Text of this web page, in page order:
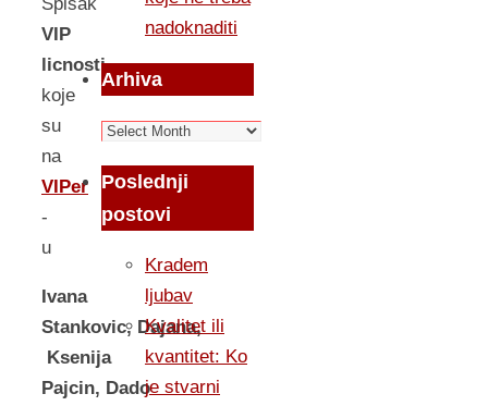
VIP
licnosti
koje
su
na
VIPer
-
u
Ivana
Stankovic, Dajana,
Ksenija
Pajcin, Dado
nadoknaditi
Arhiva
Arhiva
Poslednji
postovi
Kradem
ljubav
Kvalitet ili
kvantitet: Ko
je stvarni